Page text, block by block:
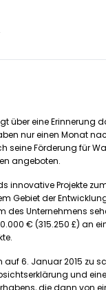
über eine Erinnerung
nur einen Monat
seine Förderung für
angeboten.
innovative Projekte
Gebiet der
des Unternehmens
€ (315.250 £) an
auf 6. Januar 2015 zu
und
die dann von